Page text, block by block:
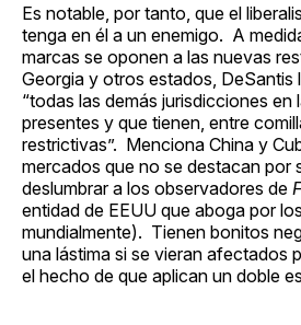
Es notable, por tanto, que el
tenga en él a un enemigo. A
marcas se oponen a las nuevas
Georgia y otros estados, DeSantis
“todas las demás jurisdicciones en
presentes y que tienen, entre
restrictivas”. Menciona China y
mercados que no se destacan por
deslumbrar a los observadores de
entidad de EEUU que aboga por
mundialmente). Tienen bonitos
una lástima si se vieran afectados
el hecho de que aplican un doble